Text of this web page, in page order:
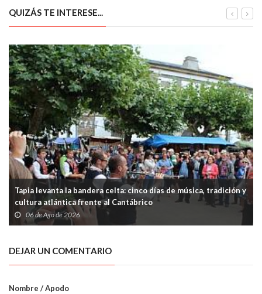
QUIZÁS TE INTERESE...
Tapia levanta la bandera celta: cinco días de música, tradición y
cultura atlántica frente al Cantábrico
06 de Ago de 2026
DEJAR UN COMENTARIO
Nombre / Apodo